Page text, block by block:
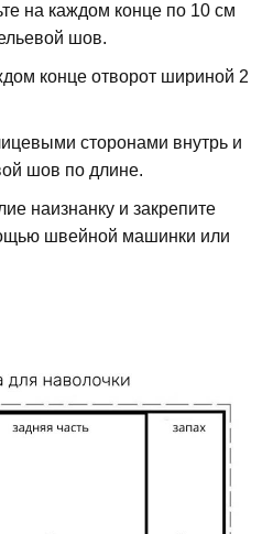
на каждом конце по 10 см
шов.
конце отворот шириной 2
сторонами внутрь и
шов по длине.
наизнанку и закрепите
швейной машинки или